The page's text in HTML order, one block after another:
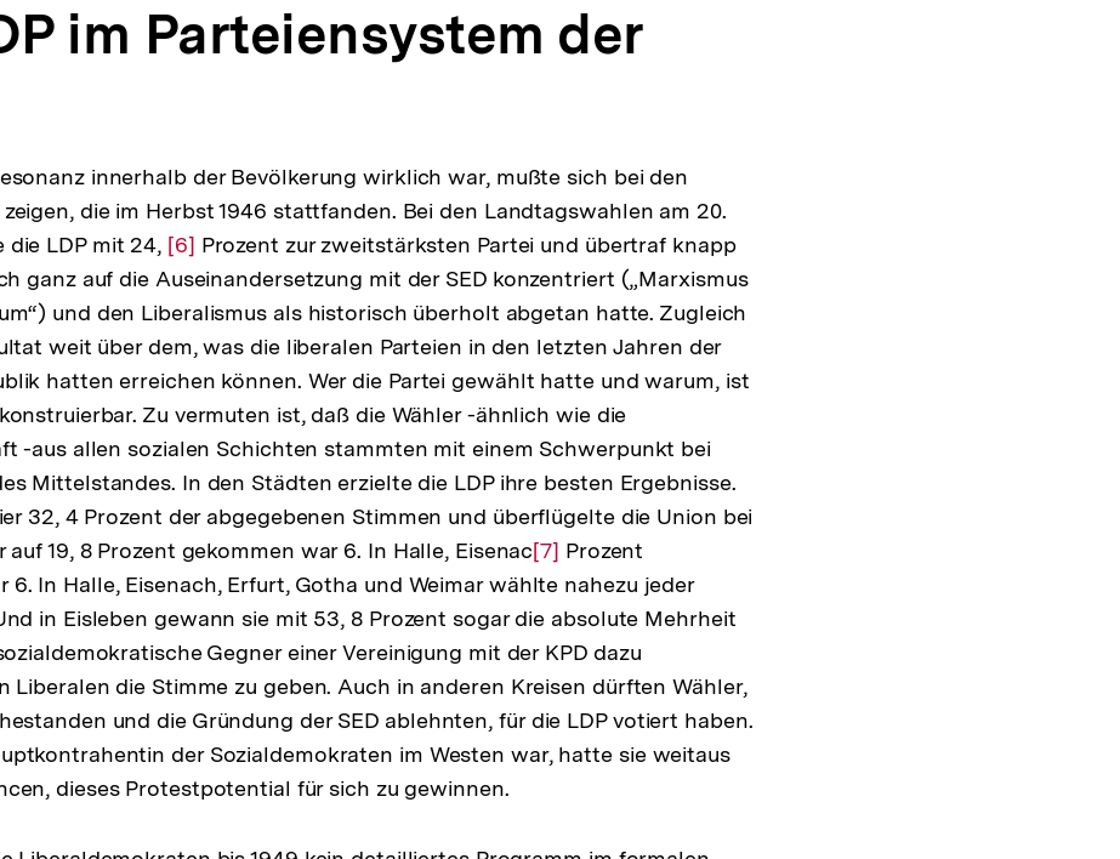
Fußnoteim Parteiensystem der
innerhalb der Bevölkerung wirklich war, mußte sich bei den
die im Herbst 1946 stattfanden. Bei den Landtagswahlen am 20.
LDP mit 24, Zur
Auflösung
der
Fußnote
[6] Prozent zur zweitstärksten Partei und übertraf knapp
ganz auf die Auseinandersetzung mit der SED konzentriert („Marxismus
und den Liberalismus als historisch überholt abgetan hatte. Zugleich
weit über dem, was die liberalen Parteien in den letzten Jahren der
hatten erreichen können. Wer die Partei gewählt hatte und warum, ist
Zu vermuten ist, daß die Wähler -ähnlich wie die
-aus allen sozialen Schichten stammten mit einem Schwerpunkt bei
Mittelstandes. In den Städten erzielte die LDP ihre besten Ergebnisse.
32, 4 Prozent der abgegebenen Stimmen und überflügelte die Union bei
auf 19, 8 Prozent gekommen war 6. In Halle, EisenacZur
Auflösung
der
Fußnote
[7] Prozent
6. In Halle, Eisenach, Erfurt, Gotha und Weimar wählte nahezu jeder
in Eisleben gewann sie mit 53, 8 Prozent sogar die absolute Mehrheit
Gegner einer Vereinigung mit der KPD dazu
Liberalen die Stimme zu geben. Auch in anderen Kreisen dürften Wähler,
und die Gründung der SED ablehnten, für die LDP votiert haben.
der Sozialdemokraten im Westen war, hatte sie weitaus
dieses Protestpotential für sich zu gewinnen.